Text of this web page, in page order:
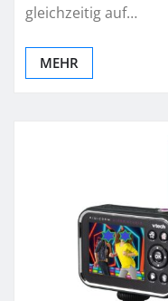
gleichzeitig auf…
MEHR